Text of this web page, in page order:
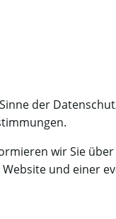
der
wir Sie
und einer